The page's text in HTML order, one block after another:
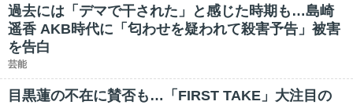
過去には「デマで干された」と感じた時期も…島崎
遥香 AKB時代に「匂わせを疑われて殺害予告」被害
を告白
芸能
目黒蓮の不在に賛否も…「FIRST TAKE」大注目の